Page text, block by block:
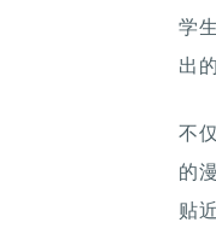
学
出
不
的
贴